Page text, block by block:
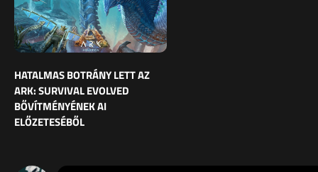
HATALMAS BOTRÁNY LETT AZ
ARK: SURVIVAL EVOLVED
BŐVÍTMÉNYÉNEK AI
ELŐZETESÉBŐL